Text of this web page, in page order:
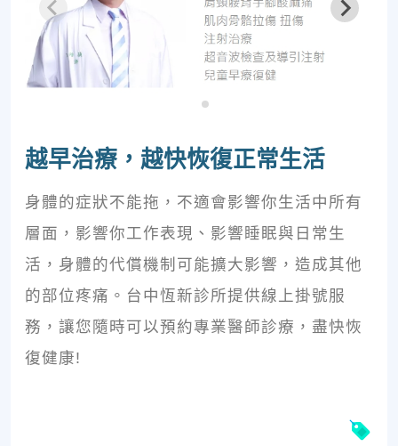
越早治療，越快恢復正常生活
身體的症狀不能拖，不適會影響你生活中所有
層面，影響你工作表現、影響睡眠與日常生
活，身體的代償機制可能擴大影響，造成其他
的部位疼痛。台中恆新診所提供線上掛號服
務，讓您隨時可以預約專業醫師診療，盡快恢
復健康!